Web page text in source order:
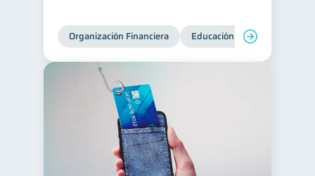
Organización Financiera Educación financiera